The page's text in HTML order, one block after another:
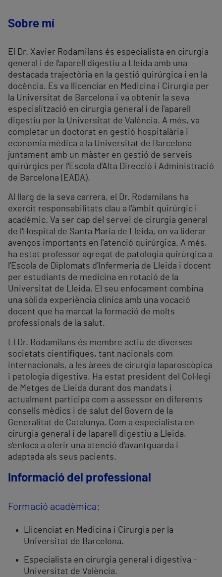
Sobre mí
El Dr. Xavier Rodamilans és especialista en cirurgia
general i de l'aparell digestiu a Lleida amb una
destacada trajectòria en la gestió quirúrgica i en la
docència. Es va llicenciar en Medicina i Cirurgia per
la Universitat de Barcelona i va obtenir la seva
especialització en cirurgia general i de l'aparell
digestiu per la Universitat de València. A més, va
completar un doctorat en gestió hospitalària i
economia mèdica a la Universitat de Barcelona
juntament amb un màster en gestió de serveis
quirúrgics per l'Escola d'Alta Direcció i Administració
de Barcelona (EADA).
Al llarg de la seva carrera, el Dr. Rodamilans ha
exercit responsabilitats clau a l'àmbit quirúrgic i
acadèmic. Va ser cap del servei de cirurgia general
de l'Hospital de Santa Maria de Lleida, on va liderar
avenços importants en l'atenció quirúrgica. A més,
ha estat professor agregat de patologia quirúrgica a
l'Escola de Diplomats d'Infermeria de Lleida i docent
per estudiants de medicina en rotació de la
Universitat de Lleida. El seu enfocament combina
una sòlida experiència clínica amb una vocació
docent que ha marcat la formació de molts
professionals de la salut.
El Dr. Rodamilans és membre actiu de diverses
societats científiques, tant nacionals com
internacionals, a les àrees de cirurgia laparoscòpica
i patologia digestiva. Ha estat president del Col·legi
de Metges de Lleida durant dos mandats i
actualment participa com a assessor en diferents
consells mèdics i de salut del Govern de la
Generalitat de Catalunya. Com a especialista en
cirurgia general i de laparell digestiu a Lleida,
s'enfoca a oferir una atenció d'avantguarda i
adaptada als seus pacients.
Informació del professional
Formació acadèmica:
Llicenciat en Medicina i Cirurgia per la
Universitat de Barcelona.
Especialista en cirurgia general i digestiva -
Universitat de València.